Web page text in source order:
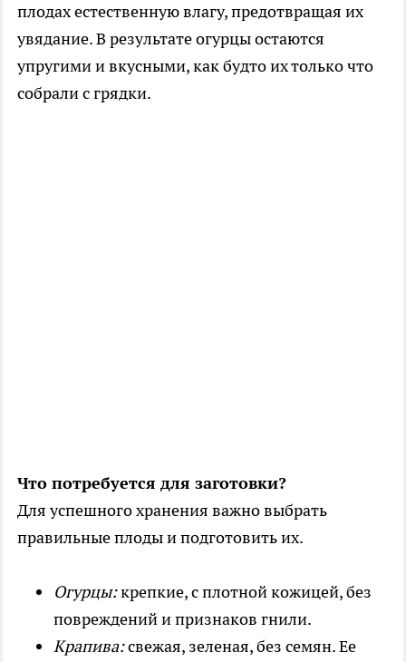
плодах естественную влагу, предотвращая их
увядание. В результате огурцы остаются
упругими и вкусными, как будто их только что
собрали с грядки.
Что потребуется для заготовки?
Для успешного хранения важно выбрать
правильные плоды и подготовить их.
Огурцы:крепкие, с плотной кожицей, без
повреждений и признаков гнили.
Крапива:свежая, зеленая, без семян. Ее